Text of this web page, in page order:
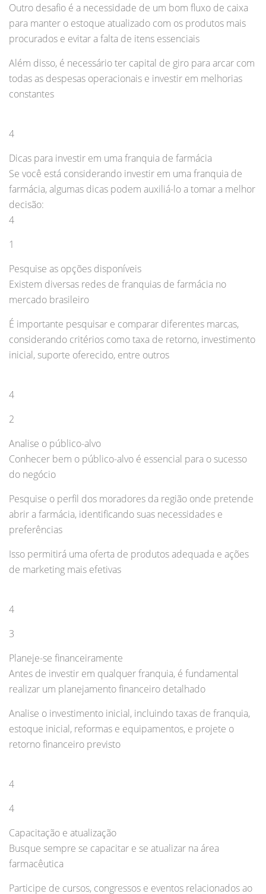
Outro desafio é a necessidade de um bom fluxo de caixa
para manter o estoque atualizado com os produtos mais
procurados e evitar a falta de itens essenciais
Além disso, é necessário ter capital de giro para arcar com
todas as despesas operacionais e investir em melhorias
constantes
4
Dicas para investir em uma franquia de farmácia
Se você está considerando investir em uma franquia de
farmácia, algumas dicas podem auxiliá-lo a tomar a melhor
decisão:
4
1
Pesquise as opções disponíveis
Existem diversas redes de franquias de farmácia no
mercado brasileiro
É importante pesquisar e comparar diferentes marcas,
considerando critérios como taxa de retorno, investimento
inicial, suporte oferecido, entre outros
4
2
Analise o público-alvo
Conhecer bem o público-alvo é essencial para o sucesso
do negócio
Pesquise o perfil dos moradores da região onde pretende
abrir a farmácia, identificando suas necessidades e
preferências
Isso permitirá uma oferta de produtos adequada e ações
de marketing mais efetivas
4
3
Planeje-se financeiramente
Antes de investir em qualquer franquia, é fundamental
realizar um planejamento financeiro detalhado
Analise o investimento inicial, incluindo taxas de franquia,
estoque inicial, reformas e equipamentos, e projete o
retorno financeiro previsto
4
4
Capacitação e atualização
Busque sempre se capacitar e se atualizar na área
farmacêutica
Participe de cursos, congressos e eventos relacionados ao